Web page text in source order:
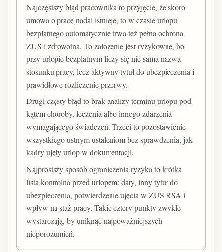
Najczęstszy błąd pracownika to przyjęcie, że skoro
umowa o pracę nadal istnieje, to w czasie urlopu
bezpłatnego automatycznie trwa też pełna ochrona
ZUS i zdrowotna. To założenie jest ryzykowne, bo
przy urlopie bezpłatnym liczy się nie sama nazwa
stosunku pracy, lecz aktywny tytuł do ubezpieczenia i
prawidłowe rozliczenie przerwy.
Drugi częsty błąd to brak analizy terminu urlopu pod
kątem choroby, leczenia albo innego zdarzenia
wymagającego świadczeń. Trzeci to pozostawienie
wszystkiego ustnym ustaleniom bez sprawdzenia, jak
kadry ujęły urlop w dokumentacji.
Najprostszy sposób ograniczenia ryzyka to krótka
lista kontrolna przed urlopem: daty, inny tytuł do
ubezpieczenia, potwierdzenie ujęcia w ZUS RSA i
wpływ na staż pracy. Takie cztery punkty zwykle
wystarczają, by uniknąć najpoważniejszych
nieporozumień.